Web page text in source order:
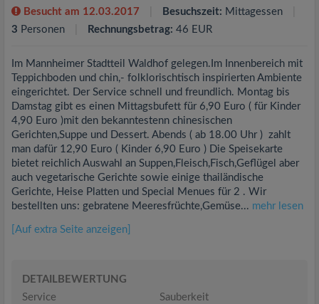
Besucht am 12.03.2017 Besuchszeit: Mittagessen
3 Personen Rechnungsbetrag: 46 EUR
Im Mannheimer Stadtteil Waldhof gelegen.Im Innenbereich mit
Teppichboden und chin,- folklorischtisch inspirierten Ambiente
eingerichtet. Der Service schnell und freundlich. Montag bis
Damstag gibt es einen Mittagsbufett für 6,90 Euro ( für Kinder
4,90 Euro )mit den bekanntestenn chinesischen
Gerichten,Suppe und Dessert. Abends ( ab 18.00 Uhr ) zahlt
man dafür 12,90 Euro ( Kinder 6,90 Euro ) Die Speisekarte
bietet reichlich Auswahl an Suppen,Fleisch,Fisch,Geflügel aber
auch vegetarische Gerichte sowie einige thailändische
Gerichte, Heise Platten und Special Menues für 2 . Wir
bestellten uns: gebratene Meeresfrüchte,Gemüse... mehr lesen
[Auf extra Seite anzeigen]
DETAILBEWERTUNG
Service
Sauberkeit